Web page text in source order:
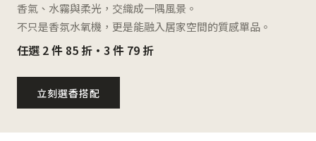
香氣、水霧與柔光，交織成一隅風景。
不只是香氛水氧機，更是能融入居家空間的質感單品。
任選 2 件 85 折・3 件 79 折
立刻選香搭配